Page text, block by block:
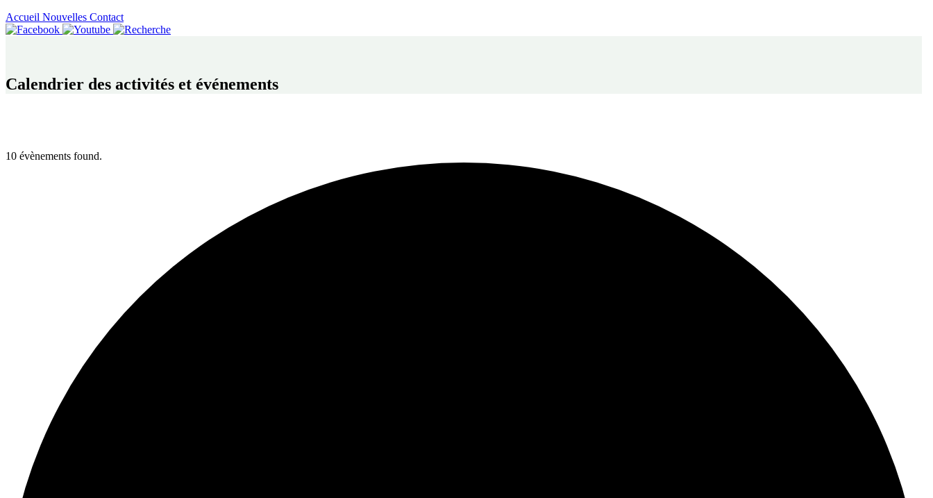
Accueil Nouvelles Contact
Calendrier des activités et événements
10 évènements found.